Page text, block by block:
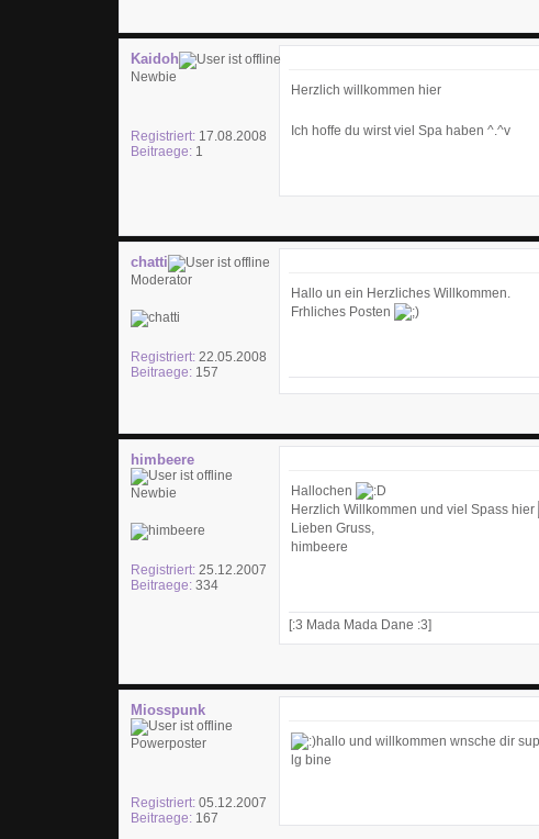
Kaidoh
Newbie
Registriert:17.08.2008
Beitraege:1
Herzlich willkommen hier
Ich hoffe du wirst viel Spa haben ^.^v
chatti
Moderator
Registriert:22.05.2008
Beitraege:157
Hallo un ein Herzliches Willkommen.
Frhliches Posten
himbeere
Newbie
Registriert:25.12.2007
Beitraege:334
Hallochen
Herzlich Willkommen und viel Spass hier
Lieben Gruss,
himbeere
[:3 Mada Mada Dane :3]
Miosspunk
Powerposter
Registriert:05.12.2007
Beitraege:167
hallo und willkommen wnsche dir
lg bine